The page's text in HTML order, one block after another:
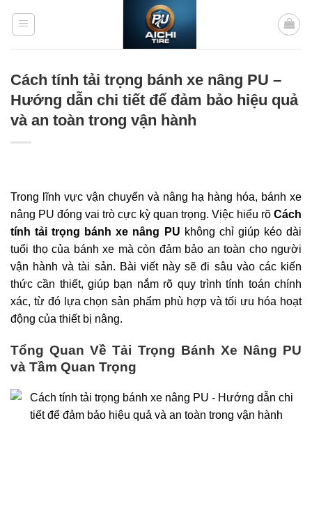
Cách tính tải trọng bánh xe nâng PU –
Hướng dẫn chi tiết để đảm bảo hiệu quả
và an toàn trong vận hành
Trong lĩnh vực vận chuyển và nâng hạ hàng hóa, bánh xe
nâng PU đóng vai trò cực kỳ quan trọng. Việc hiểu rõ Cách
tính tải trọng bánh xe nâng PU không chỉ giúp kéo dài
tuổi thọ của bánh xe mà còn đảm bảo an toàn cho người
vận hành và tài sản. Bài viết này sẽ đi sâu vào các kiến
thức cần thiết, giúp bạn nắm rõ quy trình tính toán chính
xác, từ đó lựa chọn sản phẩm phù hợp và tối ưu hóa hoạt
động của thiết bị nâng.
Tổng Quan Về Tải Trọng Bánh Xe Nâng PU
và Tầm Quan Trọng